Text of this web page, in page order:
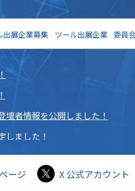
出展企業募集 ツール出展企業 委員
者情報を公開しました！
しました！
まで延長しました！
ージ X 公式アカウント